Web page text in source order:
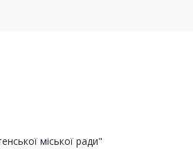
міської ради"